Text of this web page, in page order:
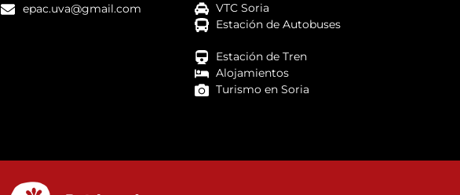
epac.uva@gmail.com
VTC Soria
Estación de Autobuses
Estación de Tren
Alojamientos
Turismo en Soria